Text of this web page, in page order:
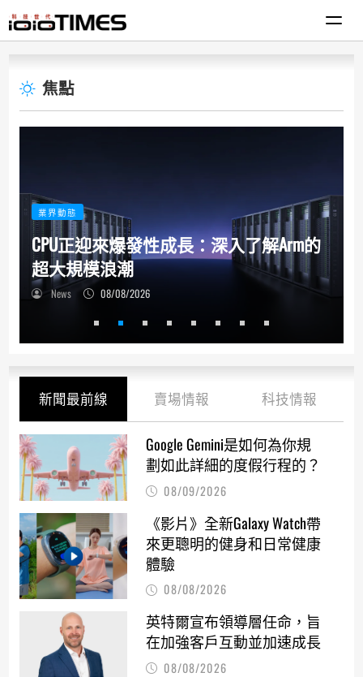
新聞最前線 賣場情報 科技情報
Google Gemini是如何為你規
劃如此詳細的度假行程的？
08/09/2026
《影片》全新Galaxy Watch帶
來更聰明的健身和日常健康
體驗
08/08/2026
英特爾宣布領導層任命，旨
在加強客戶互動並加速成長
08/08/2026
焦點
性成長：深入了解Arm的
業界動態
AMD收購Taalas，
場帶來先進運算
08/07/2026